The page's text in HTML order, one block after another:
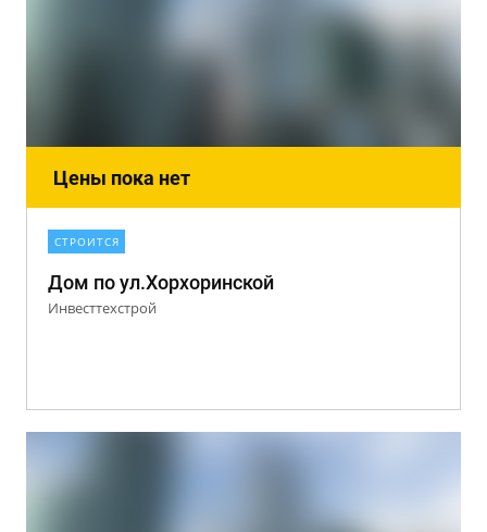
Цены пока нет
СТРОИТСЯ
Дом по ул.Хорхоринской
Инвесттехстрой